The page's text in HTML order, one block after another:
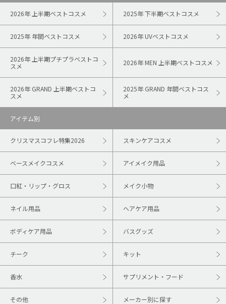
2026年 上半期ベストコスメ 2025年 下半期ベストコスメ
2025年 年間ベストコスメ 2026年 UVベストコスメ
2026年 上半期プチプラベストコ
スメ
2026年 MEN 上半期ベストコスメ
2026年 GRAND 上半期ベストコ
スメ
2025年 GRAND 年間ベストコス
メ
アイテム別
クリスマスコフレ特集2026 スキンケアコスメ
ベースメイクコスメ アイメイク用品
口紅・リップ・グロス メイク小物
ネイル用品 ヘアケア用品
ボディケア用品 バスグッズ
チーク キット
香水 サプリメント・フード
その他 メーカー別に探す